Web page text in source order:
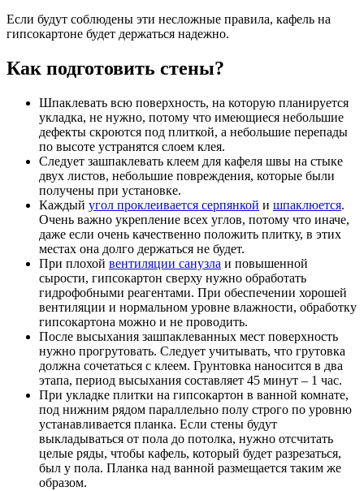
Если будут соблюдены эти несложные правила, кафель на
гипсокартоне будет держаться надежно.
Как подготовить стены?
Шпаклевать всю поверхность, на которую планируется
укладка, не нужно, потому что имеющиеся небольшие
дефекты скроются под плиткой, а небольшие перепады
по высоте устранятся слоем клея.
Следует зашпаклевать клеем для кафеля швы на стыке
двух листов, небольшие повреждения, которые были
получены при установке.
Каждый угол проклеивается серпянкой и шпаклюется.
Очень важно укрепление всех углов, потому что иначе,
даже если очень качественно положить плитку, в этих
местах она долго держаться не будет.
При плохой вентиляции санузла и повышенной
сырости, гипсокартон сверху нужно обработать
гидрофобными реагентами. При обеспечении хорошей
вентиляции и нормальном уровне влажности, обработку
гипсокартона можно и не проводить.
После высыхания зашпаклеванных мест поверхность
нужно прогрутовать. Следует учитывать, что грутовка
должна сочетаться с клеем. Грунтовка наносится в два
этапа, период высыхания составляет 45 минут – 1 час.
При укладке плитки на гипсокартон в ванной комнате,
под нижним рядом параллельно полу строго по уровню
устанавливается планка. Если стены будут
выкладываться от пола до потолка, нужно отсчитать
целые ряды, чтобы кафель, который будет разрезаться,
был у пола. Планка над ванной размещается таким же
образом.